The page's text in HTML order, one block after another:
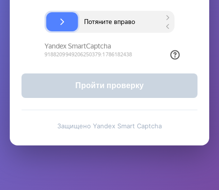
Пройти проверку
Защищено Yandex Smart Captcha